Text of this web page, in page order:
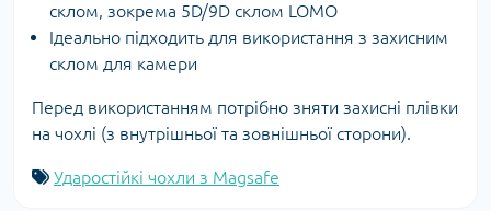
склом, зокрема 5D/9D склом LOMO
Ідеально підходить для використання з захисним
склом для камери
Перед використанням потрібно зняти захисні плівки
на чохлі (з внутрішньої та зовнішньої сторони).
Ударостійкі чохли з Magsafe